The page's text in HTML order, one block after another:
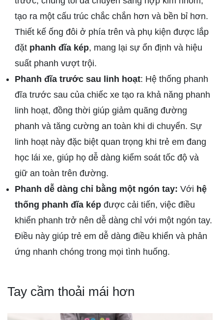
tạo ra một cấu trúc chắc chắn hơn và bền bỉ hơn.
Thiết kế ống đôi ở phía trên và phụ kiện được lắp
đặt phanh đĩa kép, mang lại sự ổn định và hiệu
suất phanh vượt trội.
Phanh đĩa trước sau linh hoạt: Hệ thống phanh
đĩa trước sau của chiếc xe tạo ra khả năng phanh
linh hoạt, đồng thời giúp giảm quãng đường
phanh và tăng cường an toàn khi di chuyển. Sự
linh hoạt này đặc biệt quan trọng khi trẻ em đang
học lái xe, giúp họ dễ dàng kiểm soát tốc độ và
giữ an toàn trên đường.
Phanh dễ dàng chỉ bằng một ngón tay: Với hệ
thống phanh đĩa kép được cải tiến, việc điều
khiển phanh trở nên dễ dàng chỉ với một ngón tay.
Điều này giúp trẻ em dễ dàng điều khiển và phản
ứng nhanh chóng trong mọi tình huống.
Tay cầm thoải mái hơn